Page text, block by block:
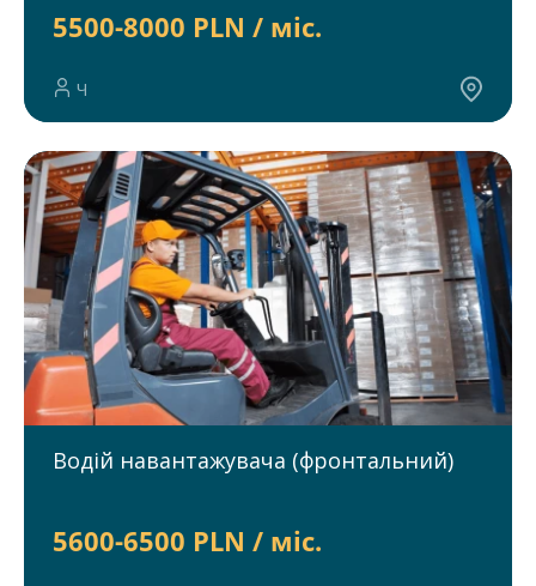
5500-8000 PLN / міс.
Ч
Водій навантажувача (фронтальний)
5600-6500 PLN / міс.